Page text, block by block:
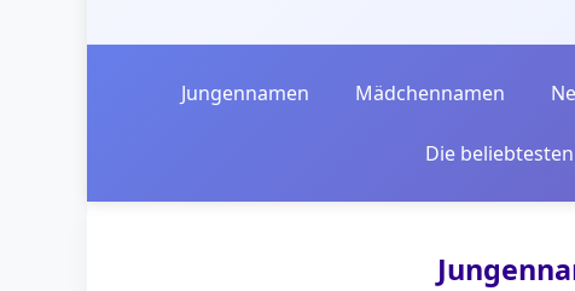
Jungennamen Mädchennamen
Die